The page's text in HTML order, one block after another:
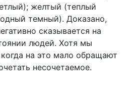
желтый (теплый
темный). Доказано,
сказывается на
людей. Хотя мы
на это мало обращают
несочетаемое.